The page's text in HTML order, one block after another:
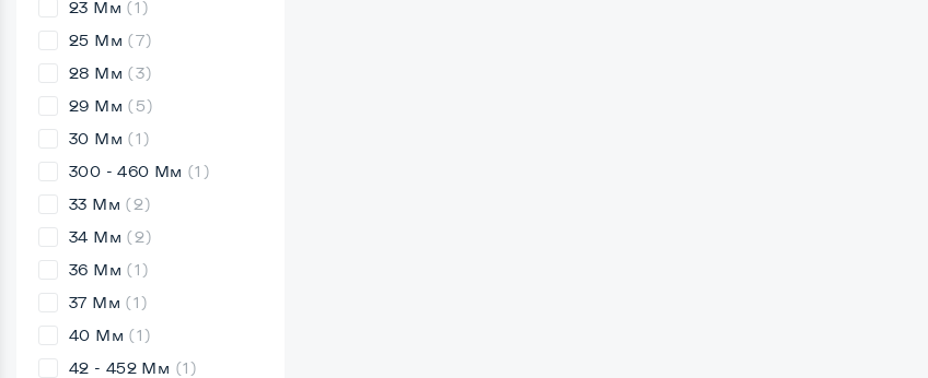
23 Мм (1)
25 Мм (7)
28 Мм (3)
29 Мм (5)
30 Мм (1)
300 - 460 Мм (1)
33 Мм (2)
34 Мм (2)
36 Мм (1)
37 Мм (1)
40 Мм (1)
42 - 452 Мм (1)